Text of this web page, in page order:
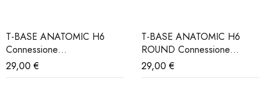
T-BASE ANATOMIC H6
Connessione
MegagenAnyridge® (Iva e
Trasporto Incluso)
29,00€
T-BASE ANATOMIC H6
ROUND Connessione
MegagenAnyridge® (Iva e
Trasporto Incluso)
29,00€